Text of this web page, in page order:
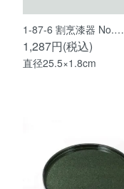
1-87-6 割烹漆器 No.…
1,287円(税込)
直径25.5×1.8cm